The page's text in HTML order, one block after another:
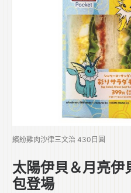
繽紛雞肉沙律三文治 430日圓
太陽伊貝＆月亮伊
包登場